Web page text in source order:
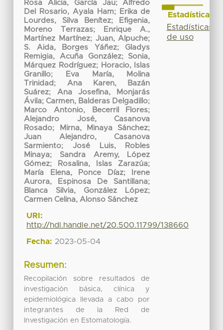
Rosa Alicia, García Jau;Alfredo
Del Rosario, Ayala Ham;
Erika de
Lourdes, Silva Benítez;
Efigenia,
Moreno Terrazas;
Enrique A.,
Martínez Martínez; Juan, Alpuche;
S. Aida, Borges Yáñez; Gladys
Remigia, Acuña González; Sonia,
Márquez Rodríguez; Horacio, Islas
Granillo;
Eva María, Molina
Trinidad ; Ana Karen, Bazán
Suárez; Ana Josefina, Monjarás
Ávila; Carmen, Balderas Delgadillo;
Marco Antonio, Becerril Flores;
Alejandro José, Casanova
Rosado; Mirna, Minaya Sánchez;
Juan Alejandro, Casanova
Sarmiento; José Luis, Robles
Minaya; Sandra Aremy, López
Gómez; Rosalina, Islas Zarazúa;
María Elena, Ponce Díaz;
Irene
Aurora, Espinosa De Santillana;
Blanca Silvia, González López;
Carmen Celina, Alonso Sánchez
URI:
http://hdl.handle.net/20.500.11799/138660
Fecha: 2023-05-04
Resumen:
Recopilación sobre resultados de
investigación básica, clínica y
epidemiológica llevada a cabo por
integrantes de la Red de
Investigación en Estomatología.
Estadísticas
Estadísticas
de uso